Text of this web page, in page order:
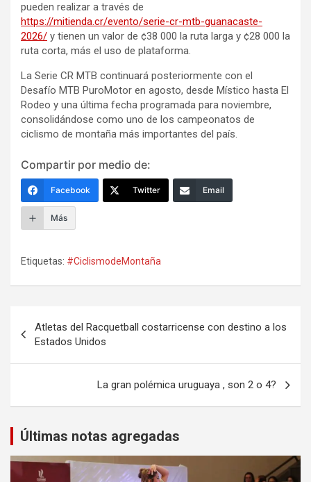
pueden realizar a través de
https://mitienda.cr/evento/serie-cr-mtb-guanacaste-
2026/ y tienen un valor de ¢38 000 la ruta larga y ¢28 000 la
ruta corta, más el uso de plataforma.
La Serie CR MTB continuará posteriormente con el
Desafío MTB PuroMotor en agosto, desde Místico hasta El
Rodeo y una última fecha programada para noviembre,
consolidándose como uno de los campeonatos de
ciclismo de montaña más importantes del país.
Compartir por medio de:
Facebook Twitter Email
Más
Etiquetas: #CiclismodeMontaña
de
entradas
Atletas del Racquetball costarricense con destino a los
Estados Unidos
La gran polémica uruguaya , son 2 o 4?
Últimas notas agregadas